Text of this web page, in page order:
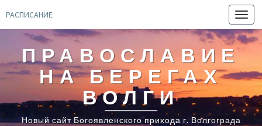
РАСПИСАНИЕ
ПРАВОСЛАВИЕ
НА БЕРЕГАХ
ВОЛГИ
Новый сайт Богоявленского прихода г. Волгограда